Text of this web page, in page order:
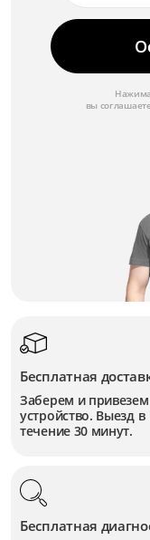
вы
Бесплатная
Заберем и
устройство. Выезд в
течение 30 минут.
Бесплатная